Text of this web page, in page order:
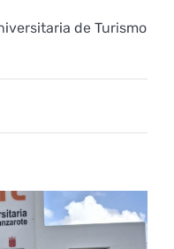
de Turismo